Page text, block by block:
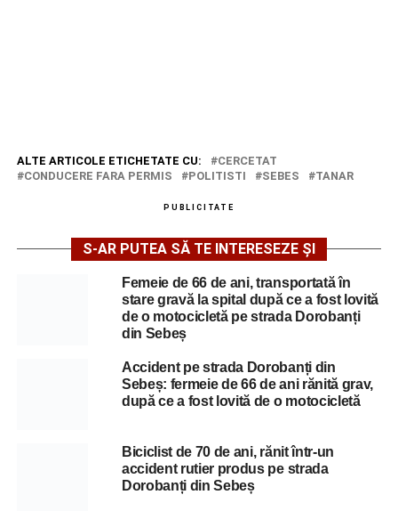
ALTE ARTICOLE ETICHETATE CU:
CERCETAT
CONDUCERE FARA PERMIS
POLITISTI SEBES TANAR
PUBLICITATE
S-AR PUTEA SĂ TE INTERESEZE ȘI
Femeie de 66 de ani, transportată în
stare gravă la spital după ce a fost lovită
de o motocicletă pe strada Dorobanți
din Sebeș
Accident pe strada Dorobanți din
Sebeș: fermeie de 66 de ani rănită grav,
după ce a fost lovită de o motocicletă
Biciclist de 70 de ani, rănit într-un
accident rutier produs pe strada
Dorobanți din Sebeș